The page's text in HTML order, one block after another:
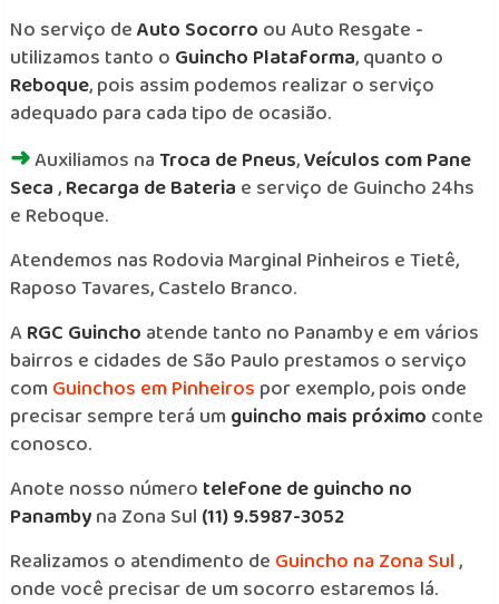
No serviço deAuto Socorro ou Auto Resgate -
utilizamos tanto o Guincho Plataforma, quanto o
Reboque, pois assim podemos realizar o serviço
adequado para cada tipo de ocasião.
➜Auxiliamos naTroca de Pneus,Veículos com Pane
Seca,Recarga de Bateria e serviço de Guincho 24hs
e Reboque.
Atendemos nas Rodovia Marginal Pinheiros e Tietê,
Raposo Tavares, Castelo Branco.
ARGC Guincho atende tanto no Panamby e em vários
bairros e cidades de São Paulo prestamos o serviço
comGuinchos em Pinheiros por exemplo, pois onde
precisar sempre terá umguincho mais próximo conte
conosco.
Anote nosso número telefone de guincho no
Panambyna Zona Sul (11) 9.5987-3052
Realizamos o atendimento de Guincho na Zona Sul,
onde você precisar de um socorro estaremos lá.